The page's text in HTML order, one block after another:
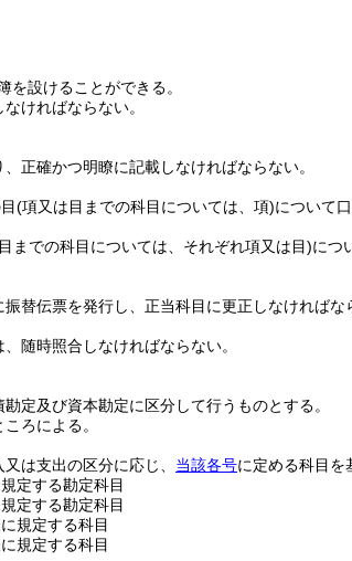
を設けることができる。
ければならない。
正確かつ明瞭に記載しなければならない。
(項又は目までの科目については、項)について
までの科目については、それぞれ項又は目)につ
替伝票を発行し、正当科目に更正しなければな
随時照合しなければならない。
定及び資本勘定に区分して行うものとする。
ろによる。
は支出の区分に応じ、 当該各号に定める科目を
定する勘定科目
定する勘定科目
規定する科目
規定する科目